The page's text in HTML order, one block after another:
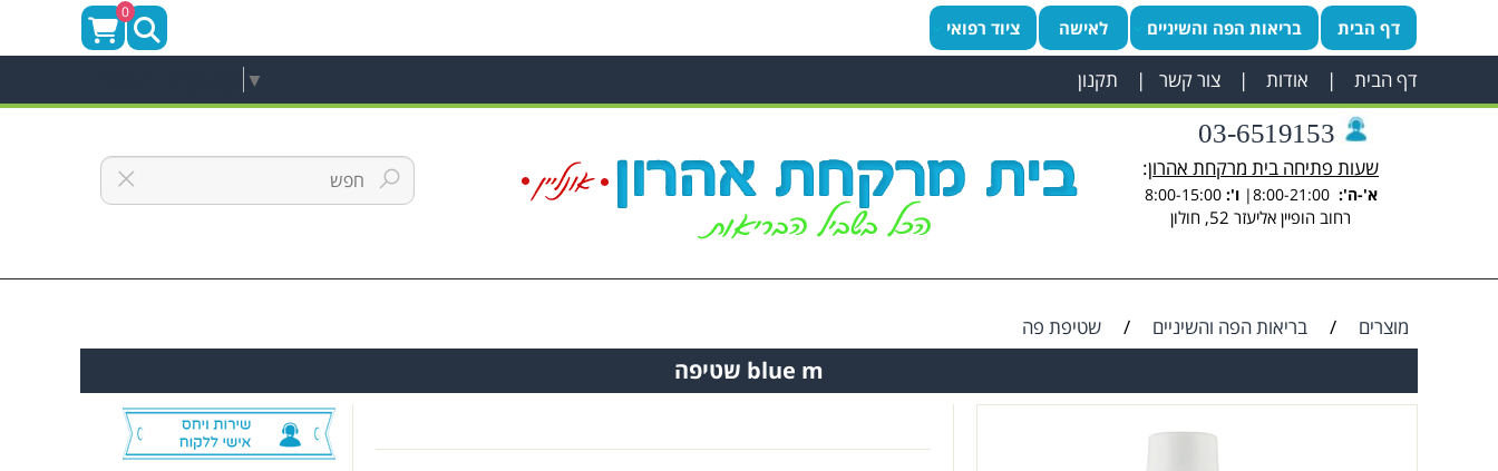
דף הבית | אודות | צור קשר | תקנון ▼
03-6519153
שעות פתיחה בית מרקחת אהרון:
א'-ה':8:00-21:00| ו':8:00-15:00
רחוב הופיין אליעזר 52, חולון
0
דף הבית בריאות הפה והשיניים לאישה ציוד רפואי
מוצרים / בריאות הפה והשיניים / שטיפת פה
blue m שטיפה